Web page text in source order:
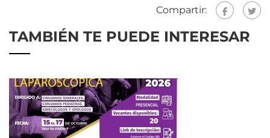
Compartir:
TAMBIÉN TE PUEDE INTERESAR